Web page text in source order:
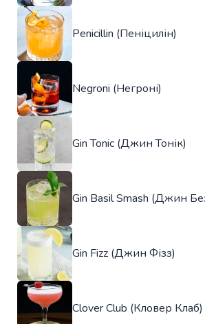
Penicillin (Пеніцилін)
Negroni (Негроні)
Gin Tonic (Джин Тонік)
Gin Basil Smash (Джин
Gin Fizz (Джин Фізз)
Clover Club (Кловер Клаб)